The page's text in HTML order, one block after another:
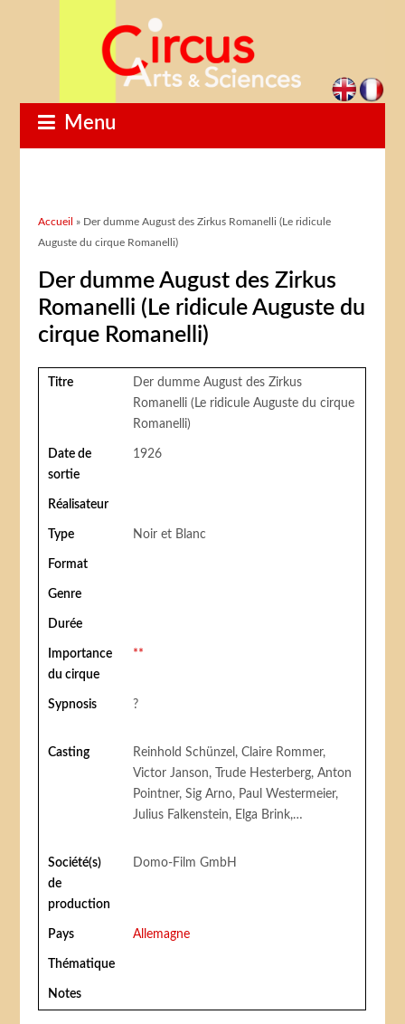
Menu
Vous êtes ici
Accueil
» Der dumme August des Zirkus Romanelli (Le ridicule
Auguste du cirque Romanelli)
Der dumme August des Zirkus
Romanelli (Le ridicule Auguste du
cirque Romanelli)
Titre
Der dumme August des Zirkus
Romanelli (Le ridicule Auguste du cirque
Romanelli)
Date de
sortie
1926
Réalisateur
Type Noir et Blanc
Format
Genre
Durée
Importance
du cirque
**
Sypnosis ?
Casting
Reinhold Schünzel, Claire Rommer,
Victor Janson, Trude Hesterberg, Anton
Pointner, Sig Arno, Paul Westermeier,
Julius Falkenstein, Elga Brink,…
Société(s)
de
production
Domo-Film GmbH
Pays Allemagne
Thématique
Notes